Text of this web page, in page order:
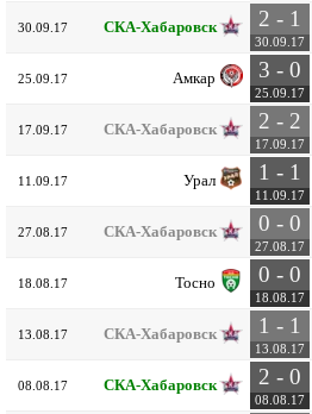
30.09.17 СКА-Хабаровск 2 - 1
30.09.17
25.09.17 Амкар 3 - 0
25.09.17
17.09.17 СКА-Хабаровск 2 - 2
17.09.17
11.09.17 Урал 1 - 1
11.09.17
27.08.17 СКА-Хабаровск 0 - 0
27.08.17
18.08.17 Тосно 0 - 0
18.08.17
13.08.17 СКА-Хабаровск 1 - 1
13.08.17
08.08.17 СКА-Хабаровск 2 - 0
08.08.17